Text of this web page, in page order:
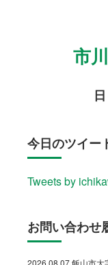
市
今日のツイー
Tweets by
お問い合わせ
2026.08.07 飯山市大